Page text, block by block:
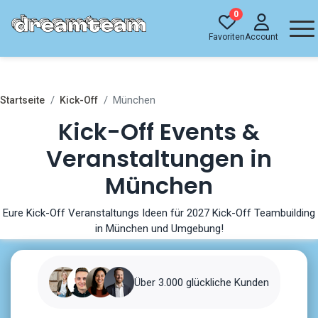
0
FavoritenAccount
Startseite Kick-Off München
Kick-Off Events &
Veranstaltungen in
München
Eure Kick-Off Veranstaltungs Ideen für 2027 Kick-Off Teambuilding
in München und Umgebung!
Über 3.000 glückliche Kunden